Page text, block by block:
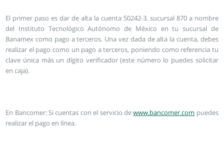
El primer paso es dar de alta la cuenta 50242-3, sucursal 870 a nombre
del Instituto Tecnológico Autónomo de México en tu sucursal de
Banamex como pago a terceros. Una vez dada de alta la cuenta, debes
realizar el pago como un pago a terceros, poniendo como referencia tu
clave única más un dígito verificador (este número lo puedes solicitar
en caja).
En Bancomer: Si cuentas con el servicio dewww.bancomer.com puedes
realizar el pago en línea.